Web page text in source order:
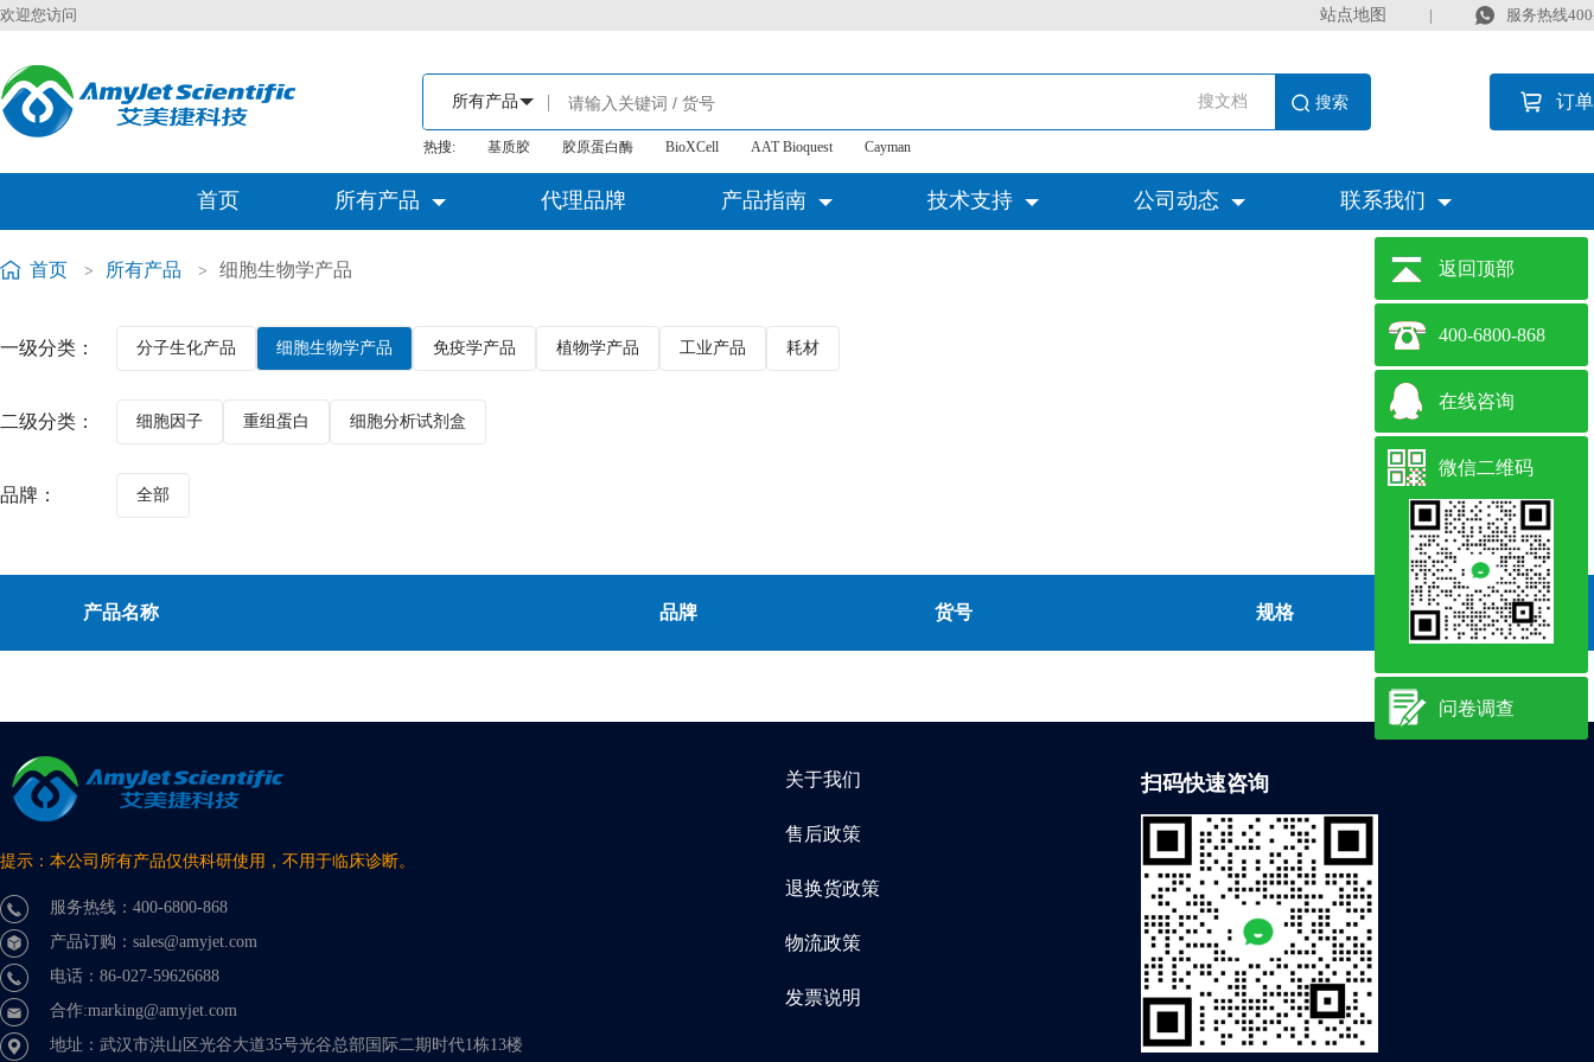
欢迎您访问 站点地图 | 服务热线
搜文档
热搜: 基质胶 胶原蛋白酶 BioXCell AAT Bioquest Cayman
订
首页 所有产品 代理品牌 产品指南 技术支持 公司动态 联系我们
首页 > 所有产品 > 细胞生物学产品
一级分类： 分子生化产品 细胞生物学产品 免疫学产品 植物学产品 工业产品 耗材
二级分类： 细胞因子 重组蛋白 细胞分析试剂盒
品牌： 全部
产品名称 品牌 货号 规格 现货
提示：本公司所有产品仅供科研使用，不用于临床诊断。
服务热线：400-6800-868
产品订购：sales@amyjet.com
电话：86-027-59626688
合作:marking@amyjet.com
地址：武汉市洪山区光谷大道35号光谷总部国际二期时代1栋13楼
关于我们
售后政策
退换货政策
物流政策
发票说明
扫码快速咨询
返回顶部
400-6800-868
在线咨询
微信二维码
问卷调查